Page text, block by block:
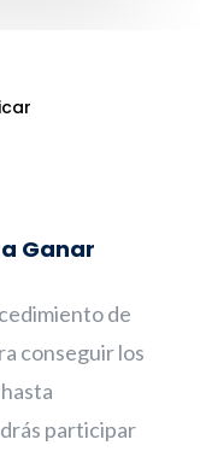
Ganar
de
conseguir los
participar